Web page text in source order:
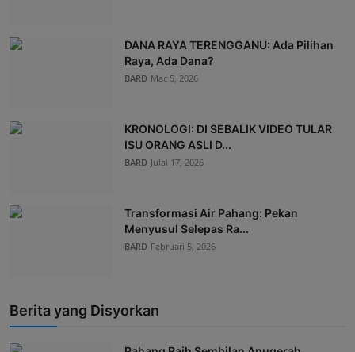
DANA RAYA TERENGGANU: Ada Pilihan
Raya, Ada Dana?
BARD Mac 5, 2026
KRONOLOGI: DI SEBALIK VIDEO TULAR
ISU ORANG ASLI D...
BARD Julai 17, 2026
Transformasi Air Pahang: Pekan
Menyusul Selepas Ra...
BARD Februari 5, 2026
Berita yang Disyorkan